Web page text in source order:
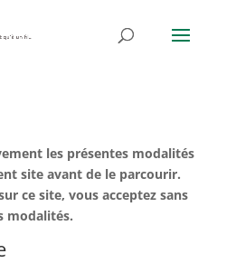
les présentes modalités
site avant de le parcourir.
ce site, vous acceptez sans
modalités.